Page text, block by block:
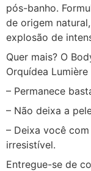
pós-banho.
de origem
explosão de
Quer mais? O
Orquídea
– Permanece
– Não deixa a
– Deixa você
irresistível.
Entregue-se de